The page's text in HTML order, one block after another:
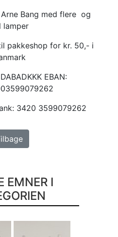
Bang med flere og
lamper
pakkeshop for kr. 50,- i
EBAN:
3420 3599079262
EMNER I